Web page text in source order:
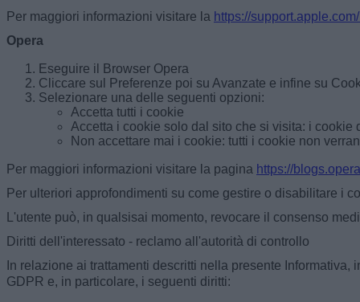
Per maggiori informazioni visitare la https://
Opera
Eseguire il Browser Opera
Cliccare sul Preferenze poi su Avanzate e infine su
Selezionare una delle seguenti opzioni:
Accetta tutti i cookie
Accetta i cookie solo dal sito che si visita: i
Non accettare mai i cookie: tutti i cookie non
Per maggiori informazioni visitare la pagina https://
Per ulteriori approfondimenti su come gestire o disabilitare i
L'utente può, in qualsisai momento, revocare il consenso
Diritti dell'interessato - reclamo all'autorità di controllo
In relazione ai trattamenti descritti nella presente
GDPR e, in particolare, i seguenti diritti: